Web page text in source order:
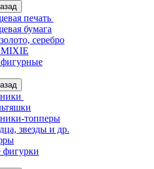
печать
бумага
серебро
топперы
звезды и др.
фигурки